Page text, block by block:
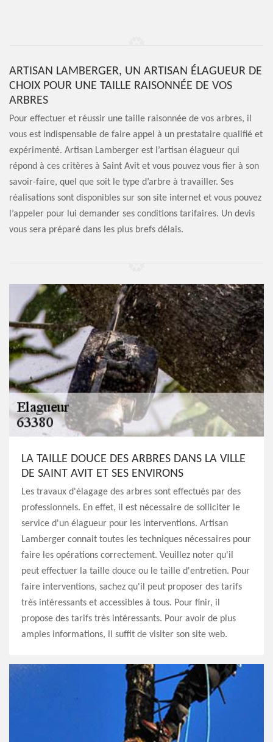
ARTISAN LAMBERGER, UN ARTISAN ÉLAGUEUR DE
CHOIX POUR UNE TAILLE RAISONNÉE DE VOS
ARBRES
Pour effectuer et réussir une taille raisonnée de vos arbres, il
vous est indispensable de faire appel à un prestataire qualifié et
expérimenté. Artisan Lamberger est l’artisan élagueur qui
répond à ces critères à Saint Avit et vous pouvez vous fier à son
savoir-faire, quel que soit le type d’arbre à travailler. Ses
réalisations sont disponibles sur son site internet et vous pouvez
l’appeler pour lui demander ses conditions tarifaires. Un devis
vous sera préparé dans les plus brefs délais.
LA TAILLE DOUCE DES ARBRES DANS LA VILLE
DE SAINT AVIT ET SES ENVIRONS
Les travaux d'élagage des arbres sont effectués par des
professionnels. En effet, il est nécessaire de solliciter le
service d'un élagueur pour les interventions. Artisan
Lamberger connait toutes les techniques nécessaires pour
faire les opérations correctement. Veuillez noter qu'il
peut effectuer la taille douce ou le taille d'entretien. Pour
faire interventions, sachez qu'il peut proposer des tarifs
très intéressants et accessibles à tous. Pour finir, il
propose des tarifs très intéressants. Pour avoir de plus
amples informations, il suffit de visiter son site web.